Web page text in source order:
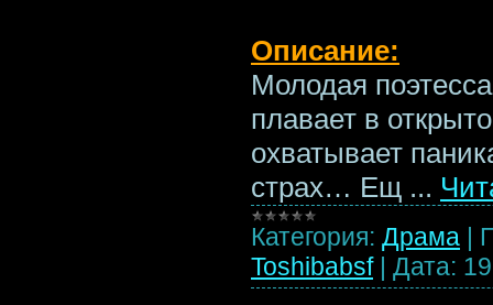
Описание:
Молодая
плавает в
охватывает
страх… Ещ ...
Категория: Драма |
Toshibabsf | Дата: